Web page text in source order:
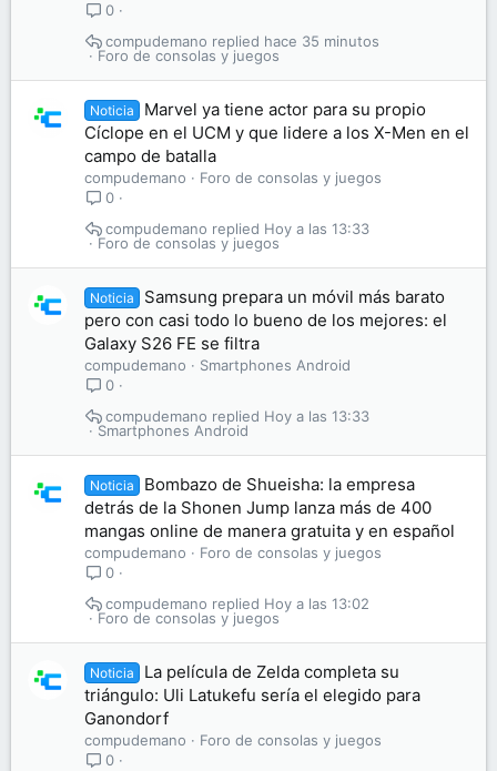
0
Foro de consolas y juegos
hace 35 minutos
compudemano
Noticia
Marvel ya tiene actor para su propio
Cíclope en el UCM y que lidere a los X-Men en el
campo de batalla
compudemano
Foro de consolas y juegos
0
Foro de consolas y juegos
Hoy a las 13:33
compudemano
Noticia
Samsung prepara un móvil más barato
pero con casi todo lo bueno de los mejores: el
Galaxy S26 FE se filtra
compudemano
Smartphones Android
0
Smartphones Android
Hoy a las 13:33
compudemano
Noticia
Bombazo de Shueisha: la empresa
detrás de la Shonen Jump lanza más de 400
mangas online de manera gratuita y en español
compudemano
Foro de consolas y juegos
0
Foro de consolas y juegos
Hoy a las 13:02
compudemano
Noticia
La película de Zelda completa su
triángulo: Uli Latukefu sería el elegido para
Ganondorf
compudemano
Foro de consolas y juegos
0